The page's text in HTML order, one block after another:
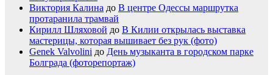
Виктория Калина до В центре Одессы маршрутка
протаранила трамвай
Кирилл Шляховой до В Килии открылась выставка
мастерицы, которая вышивает без рук (фото)
Genek Valvolini до День музыканта в городском парке
Болграда (фоторепортаж)